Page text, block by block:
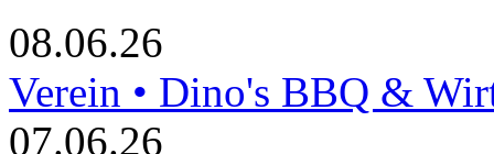
08.06.26
Verein • Dino's BBQ &
07.06.26